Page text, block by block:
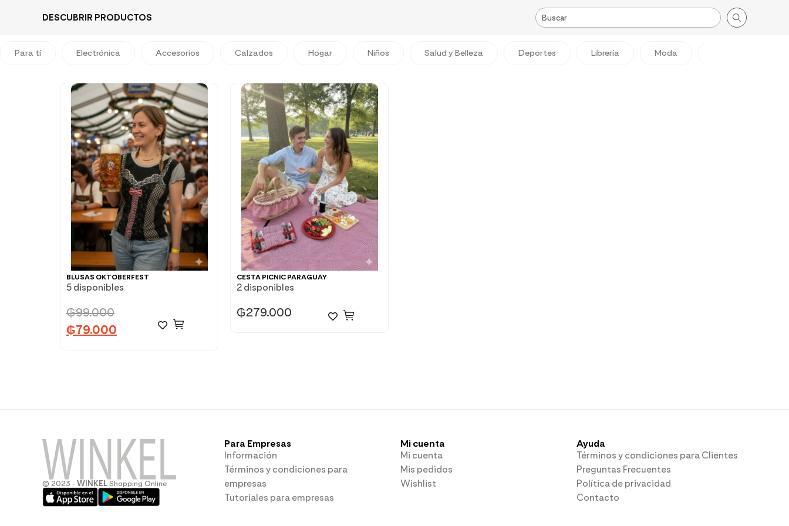
DESCUBRIR PRODUCTOS
Para tí Electrónica Accesorios Calzados Hogar Niños Salud y Belleza Deportes Librería Moda
BLUSAS OKTOBERFEST
5 disponibles
₲99.000
₲79.000
CESTA PICNIC PARAGUAY
2 disponibles
₲279.000
© 2023 - WINKEL Shopping Online
Para Empresas
Información
Términos y condiciones para
empresas
Tutoriales para empresas
Mi cuenta
Mi cuenta
Mis pedidos
Wishlist
Ayuda
Términos y condiciones para Clientes
Preguntas Frecuentes
Política de privacidad
Contacto